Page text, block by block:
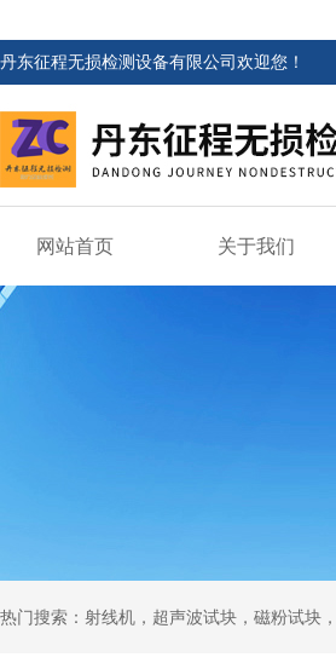
丹东征程无损检测设备有限公司欢迎您！
网站首页 关于我们
热门搜索：射线机，超声波试块，磁粉试块